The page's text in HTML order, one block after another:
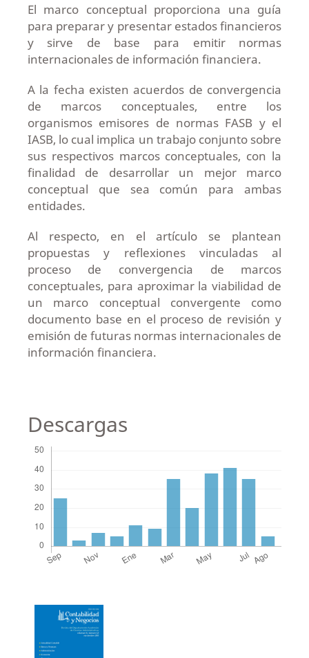
El marco conceptual proporciona una guía
para preparar y presentar estados financieros
y sirve de base para emitir normas
internacionales de información financiera.
A la fecha existen acuerdos de convergencia
de marcos conceptuales, entre los
organismos emisores de normas FASB y el
IASB, lo cual implica un trabajo conjunto sobre
sus respectivos marcos conceptuales, con la
finalidad de desarrollar un mejor marco
conceptual que sea común para ambas
entidades.
Al respecto, en el artículo se plantean
propuestas y reflexiones vinculadas al
proceso de convergencia de marcos
conceptuales, para aproximar la viabilidad de
un marco conceptual convergente como
documento base en el proceso de revisión y
emisión de futuras normas internacionales de
información financiera.
Descargas